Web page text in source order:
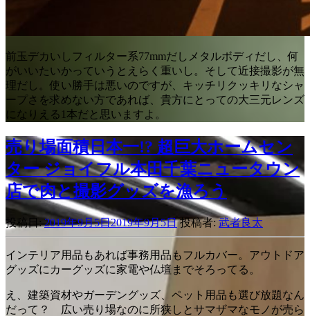
前玉デカいしフィルター系77mmだしメタルボディだし、何
がいいたいかっていうとえらく重いし。そして近接撮影が無
理だし。使い勝手は悪いのですが、キッチリクッキリなシャ
ープさを求めない方であれば、貴方にとっての大三元レンズ
になりえる1本だと思いますよ。
売り場面積日本一!? 超巨大ホームセン
ター ジョイフル本田千葉ニュータウン
店で肉と撮影グッズを漁ろう
投稿日:2019年9月5日2019年9月5日投稿者:武者良太
インテリア用品もあれば事務用品もフルカバー。アウトドア
グッズにカーグッズに家電や仏壇までそろってる。
え、建築資材やガーデングッズ、ペット用品も選び放題なん
だって？ 広い売り場なのに所狭しとサマザマなモノが売ら